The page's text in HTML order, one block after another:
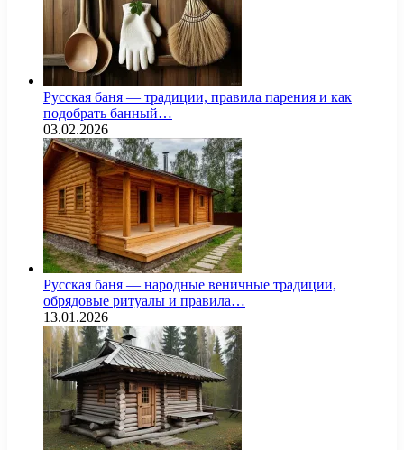
Русская баня — традиции, правила парения и как
подобрать банный…
03.02.2026
Русская баня — народные веничные традиции,
обрядовые ритуалы и правила…
13.01.2026